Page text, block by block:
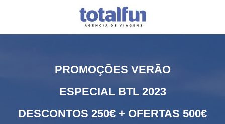
PROMOÇÕES VERÃO
ESPECIAL BTL 2023
DESCONTOS 250€ + OFERTAS 500€